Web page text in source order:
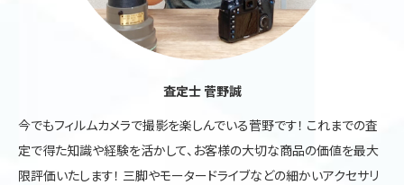
査定士 菅野誠
今でもフィルムカメラで撮影を楽しんでいる菅野です！ これまでの査
定で得た知識や経験を活かして、お客様の大切な商品の価値を最大
限評価いたします！ 三脚やモータードライブなどの細かいアクセサリ